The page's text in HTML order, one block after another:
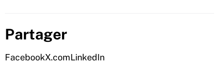
Partager
FacebookX.comLinkedIn